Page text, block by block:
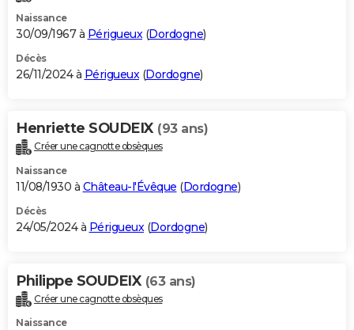
Naissance
30/09/1967 à Périgueux(Dordogne)
Décès
26/11/2024 à Périgueux(Dordogne)
Henriette SOUDEIX (93 ans)
Créer une cagnotte obsèques
Naissance
11/08/1930 à Château-l'Évêque (Dordogne)
Décès
24/05/2024 à Périgueux (Dordogne)
Philippe SOUDEIX (63 ans)
Créer une cagnotte obsèques
Naissance